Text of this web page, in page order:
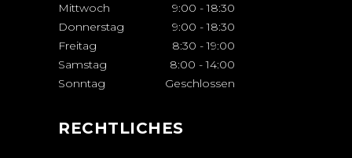
Mittwoch
9:00 - 18:30
Donnerstag
9:00 - 18:30
Freitag
8:30 - 19:00
Samstag
8:00 - 14:00
Sonntag
Geschlossen
RECHTLICHES